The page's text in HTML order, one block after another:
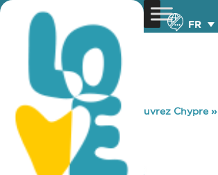
FR
You are here: Home »Découvrez Chypre»
VIVA POLIS BAR
VIVA POLIS BAR